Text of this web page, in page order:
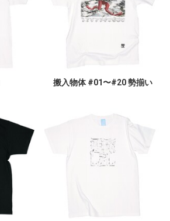
搬入物体 #01〜#20 勢揃い